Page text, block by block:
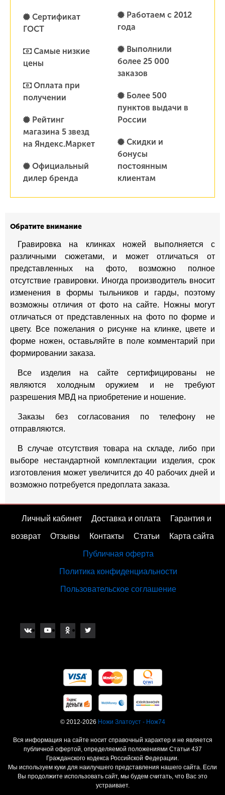
Сертификат
ГОСТ
Самые низкие
цены
Оплата при
получении
Рейтинг
магазина 5 звезд
на Яндекс.Маркет
Официальный
дилер бренда
Работаем с 2012
года
Выполнили
более 25 000
заказов
Более 500
пунктов выдачи в
России
Скидки и
бонусы
постоянным
клиентам
Обратите внимание
Гравировка на клинках ножей выполняется с
различными сюжетами, и может отличаться от
представленных на фото, возможно полное
отсутствие гравировки. Иногда производитель вносит
изменения в формы тыльников и гарды, поэтому
возможны отличия от фото на сайте. Ножны могут
отличаться от представленных на фото по форме и
цвету. Все пожелания о рисунке на клинке, цвете и
форме ножен, оставьляйте в поле комментарий при
формировании заказа.
Все изделия на сайте сертифицированы не
являются холодным оружием и не требуют
разрешения МВД на приобретение и ношение.
Заказы без согласования по телефону не
отправляются.
В случае отсутствия товара на складе, либо при
выборе нестандартной комплектации изделия, срок
изготовления может увеличится до 40 рабочих дней и
возможно потребуется предоплата заказа.
Личный кабинет Доставка и оплата Гарантия и
возврат Отзывы Контакты Статьи Карта сайта
Публичная оферта
Политика конфиденциальности
Пользовательское соглашение
© 2012-2026 Ножи Златоуст - Нож74
Вся информация на сайте носит справочный характер и не является
публичной офертой, определяемой положениями Статьи 437
Гражданского кодекса Российской Федерации.
Мы используем куки для наилучшего представления нашего сайта. Если
Вы продолжите использовать сайт, мы будем считать, что Вас это
устраивает.